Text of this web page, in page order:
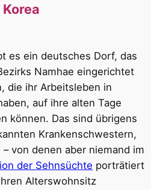
es ein deutsches Dorf, das
Namhae eingerichtet
die ihr Arbeitsleben in
auf ihre alten Tage
können. Das sind übrigens
Krankenschwestern,
von denen aber niemand im
der Sehnsüchte porträtiert
Alterswohnsitz